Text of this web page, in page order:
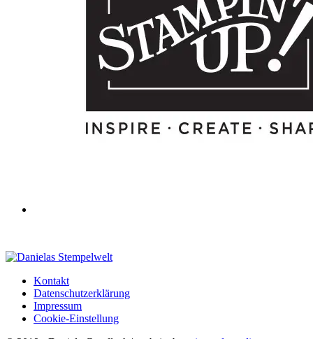
Kontakt
Datenschutzerklärung
Impressum
Cookie-Einstellung